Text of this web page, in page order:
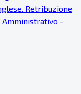
Retribuzione
Amministrativo -